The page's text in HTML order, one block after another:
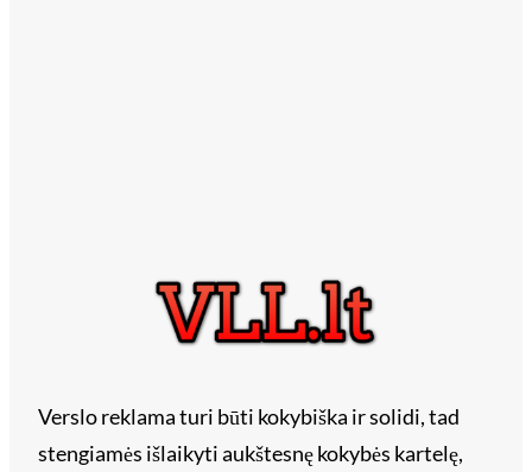
Verslo reklama turi būti kokybiška ir solidi, tad
stengiamės išlaikyti aukštesnę kokybės kartelę,